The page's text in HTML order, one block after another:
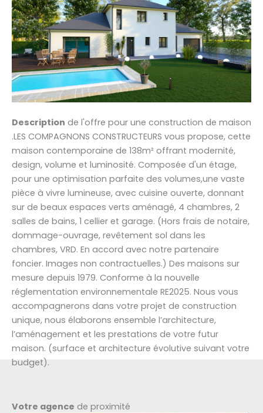
Description de l'offre pour une construction de maison
.LES COMPAGNONS CONSTRUCTEURS vous propose, cette
maison contemporaine de 138m² offrant modernité,
design, volume et luminosité. Composée d'un étage,
pour une optimisation parfaite des volumes,une vaste
pièce à vivre lumineuse, avec cuisine ouverte, donnant
sur de beaux espaces verts aménagé, 4 chambres, 2
salles de bains, 1 cellier et garage. (Hors frais de notaire,
dommage-ouvrage, revêtement sol dans les
chambres, VRD. En accord avec notre partenaire
foncier. Images non contractuelles.) Des maisons sur
mesure depuis 1979. Conforme à la nouvelle
réglementation environnementale RE2025. Nous vous
accompagnerons dans votre projet de construction
unique, nous élaborons ensemble l’architecture,
l’aménagement et les prestations de votre futur
maison. (surface et architecture évolutive suivant votre
budget).
Votre agence de proximité